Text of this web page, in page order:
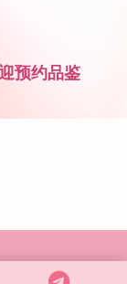
预约品鉴